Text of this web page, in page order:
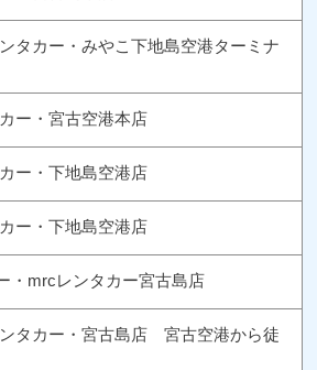
タカー・みやこ下地島空港ターミナ
ー・宮古空港本店
ー・下地島空港店
ー・下地島空港店
・mrcレンタカー宮古島店
タカー・宮古島店 宮古空港から徒